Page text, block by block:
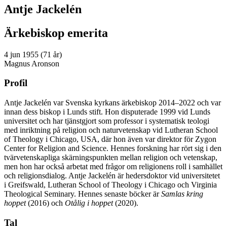
Antje Jackelén
Ärkebiskop emerita
4 jun 1955 (71 år)
Magnus Aronson
Profil
Antje Jackelén var Svenska kyrkans ärkebiskop 2014–2022 och var
innan dess biskop i Lunds stift. Hon disputerade 1999 vid Lunds
universitet och har tjänstgjort som professor i systematisk teologi
med inriktning på religion och naturvetenskap vid Lutheran School
of Theology i Chicago, USA, där hon även var direktor för Zygon
Center for Religion and Science. Hennes forskning har rört sig i den
tvärvetenskapliga skärningspunkten mellan religion och vetenskap,
men hon har också arbetat med frågor om religionens roll i samhället
och religionsdialog. Antje Jackelén är hedersdoktor vid universitetet
i Greifswald, Lutheran School of Theology i Chicago och Virginia
Theological Seminary. Hennes senaste böcker ärSamlas kring
hoppet(2016) och Otålig i hoppet(2020).
Tal